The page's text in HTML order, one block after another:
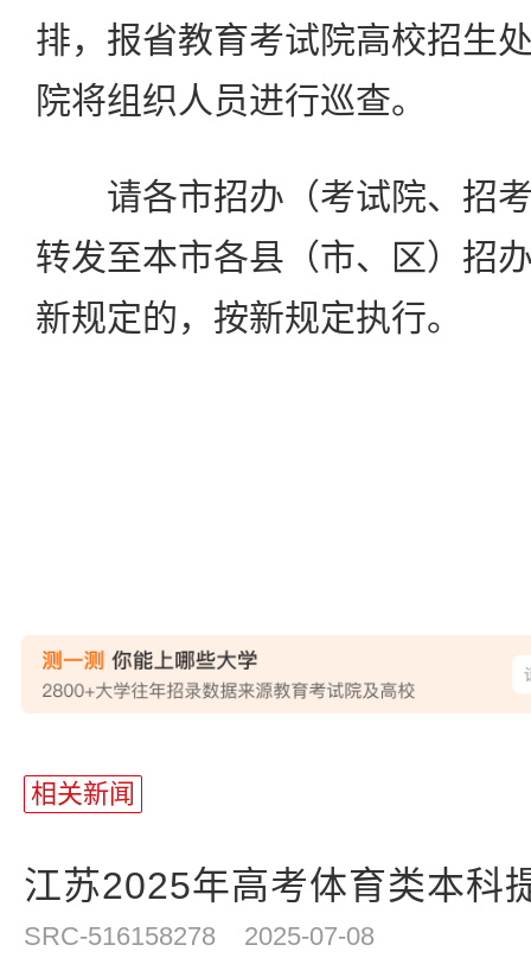
排，报省教育考试院高校招生
院将组织人员进行巡查。
请各市招办（考试院、招考
转发至本市各县（市、区）招
新规定的，按新规定执行。
相关新闻
江苏2025年高考体育类本科
SRC-516158278 2025-07-08